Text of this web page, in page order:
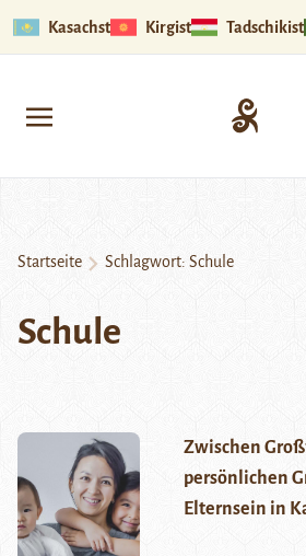
Kasachstan Kirgistan
Startseite Schlagwort: Schule
Schule
Zwischen
persönlichen
Elternsein in